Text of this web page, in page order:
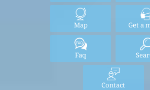
Map Get a
Faq
Contact